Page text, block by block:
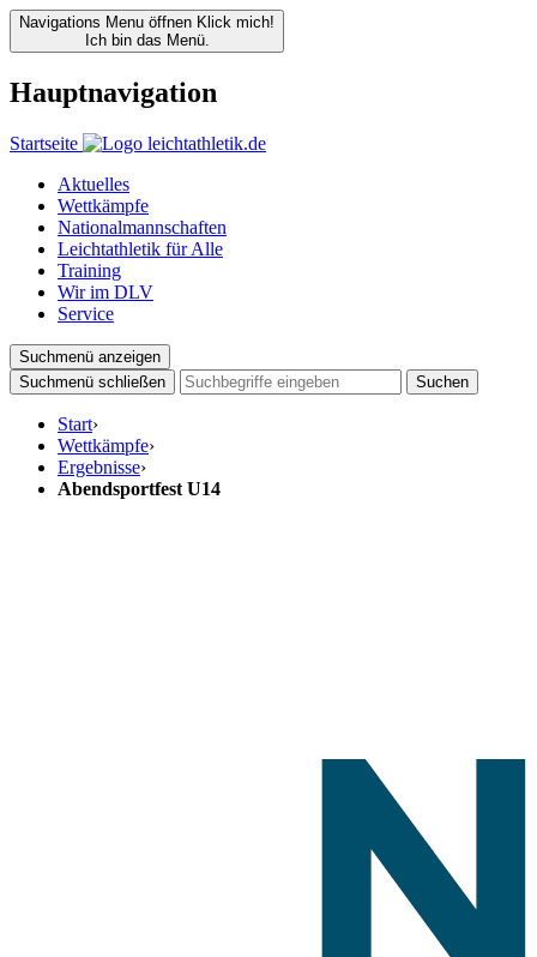
Navigations Menu öffnen Klick mich!
Ich bin das Menü.
Hauptnavigation
Startseite
Aktuelles
Wettkämpfe
Nationalmannschaften
Leichtathletik für Alle
Training
Wir im DLV
Service
Suchmenü anzeigen
Suchmenü schließen
Suchen
Start›
Wettkämpfe›
Ergebnisse›
Abendsportfest U14